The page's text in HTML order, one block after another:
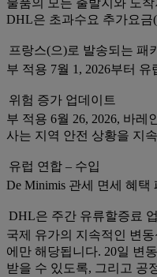
물품의 모든 출발지와 도
DHL은 초과수요 추가요금
프랑스(으)로 발송되는 패
부 적용 7월 1, 2026부터
위험 증가 업데이트
부 적용 6월 26, 2026, 바
사는 지역 안전 상황을 지
유럽 연합 – 수입
De Minimis 관세 면세 혜택
DHL은 주간 유류할증료
국제 유가의 지속적인 변
에만 해당됩니다. 20일 변
받을 수 있도록, 그리고 공